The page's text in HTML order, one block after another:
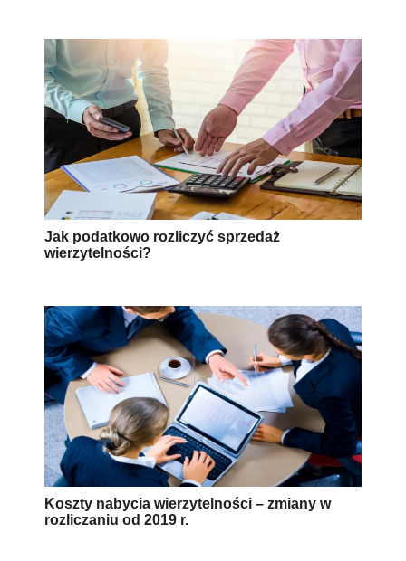
Jak podatkowo rozliczyć sprzedaż
wierzytelności?
Koszty nabycia wierzytelności – zmiany w
rozliczaniu od 2019 r.